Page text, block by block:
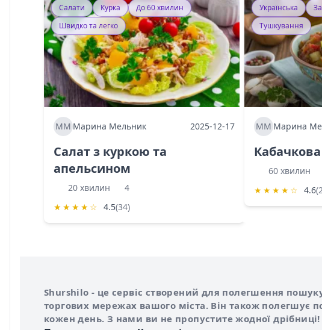
Салати Курка
До 60 хвилин
Швидко та легко
ММ Марина Мельник 2025-12-17
Салат з куркою та
апельсином
20 хвилин
4
★ ★ ★ ★ ☆ 4.5(34)
Українська
Тушкування
ММ Марина
Кабачкова
60 хвилин
★ ★ ★ ★ ☆ 4.6
Про сервіс Shurshilo
Shurshilo - це сервіс створений для полегшення
торгових мережах вашого міста. Він також полегшує
кожен день. З нами ви не пропустите жодної дрібниці!